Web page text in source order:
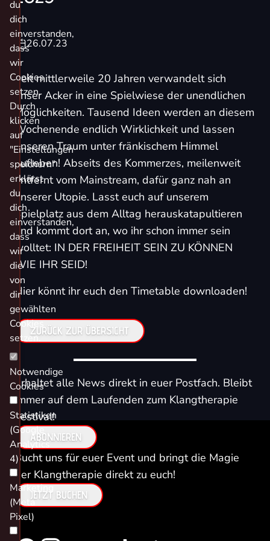
26.07.23
Seit mittlerweile 20 Jahren verwandelt sich
unser Acker in eine Spielwiese der unendlichen
Möglichkeiten. Tausend Ideen werden an diesem
Wochenende endlich Wirklichkeit und lassen
unseren Traum unter fränkischem Himmel
aufleben! Abseits des Kommerzes, meilenweit
entfernt vom Mainstream, dafür ganz nah an
unserer Utopie. Lasst euch auf unserem
Spielplatz aus dem Alltag herauskatapultieren
und kommt dort an, wo ihr schon immer sein
wolltet: IN DER FREIHEIT SEIN ZU KÖNNEN
WIE IHR SEID!
Hier könnt ihr euch den Timetable downloaden!
ZURÜCK ZUR ÜBERSICHT
Erhaltet alle News direkt in euer Postfach. Bleibt
immer auf dem Laufenden zum Klangtherapie
Festival!
ABONNIEREN
Bucht uns für euer Event und bringt die Magie
der Klangtherapie direkt zu euch!
JETZT BUCHEN
du
dich
einverstanden,
dass
wir
Cookies
setzen.
Durch
klicken
auf
"Einstellungen
speichern"
erklärst
du
dich
einverstanden,
dass
wir
die
von
dir
gewählten
Cookies
setzen.
Notwendige
Cookies
Statistiken
(Google
Analytics
4)
Marketing
(Meta
Pixel)